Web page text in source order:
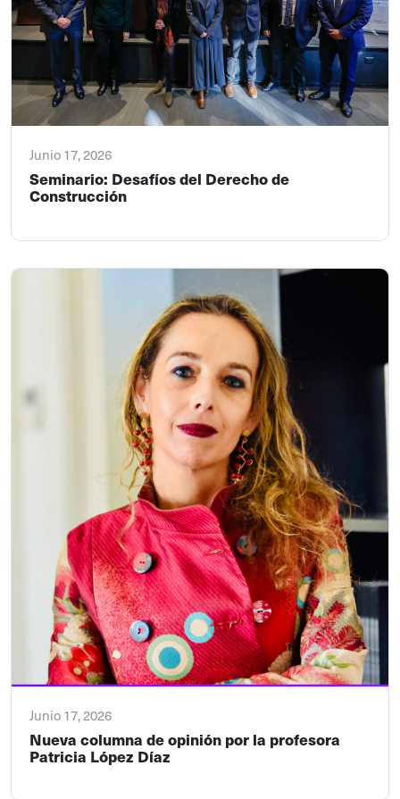
Junio 17, 2026
Seminario: Desafíos del Derecho de
Construcción
Junio 17, 2026
Nueva columna de opinión por la profesora
Patricia López Díaz